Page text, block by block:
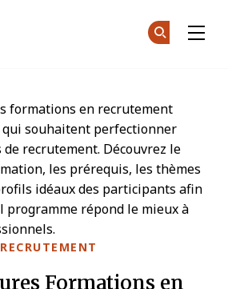
RECRUTEMENT
Formations en
formations en recrutement
qui souhaitent perfectionner
de recrutement. Découvrez le
les prérequis, les thèmes
idéaux des participants afin
programme répond le mieux à